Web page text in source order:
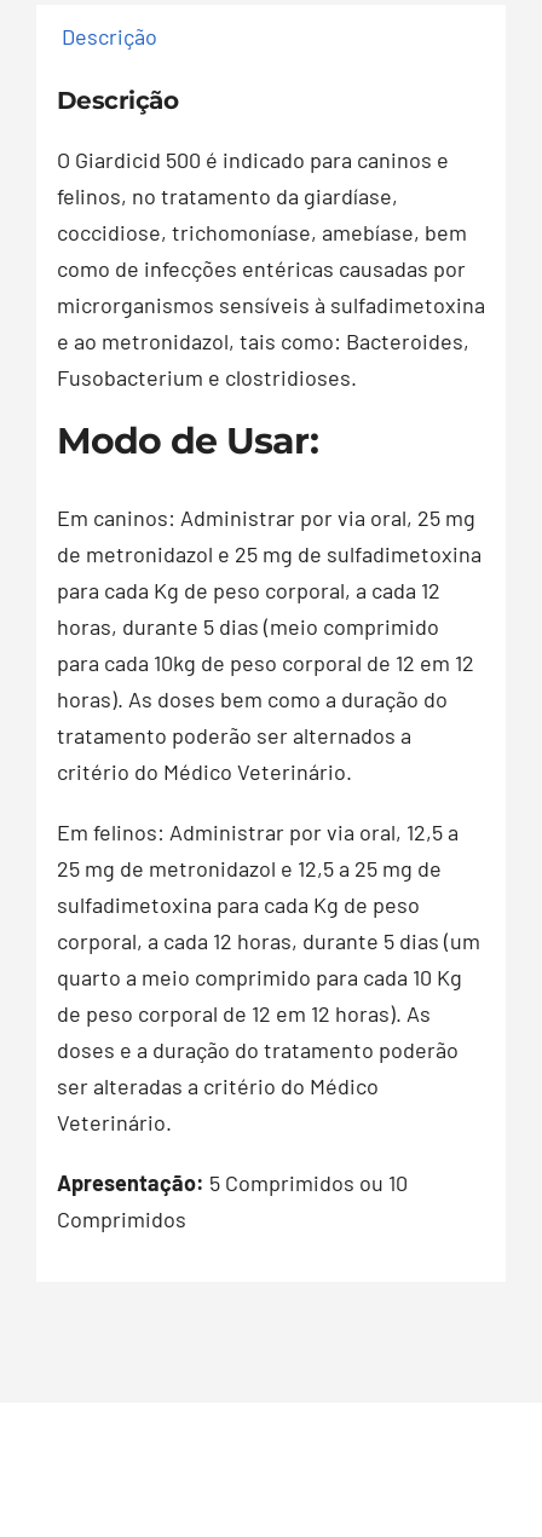
Descrição
Descrição
O Giardicid 500 é indicado para caninos e
felinos, no tratamento da giardíase,
coccidiose, trichomoníase, amebíase, bem
como de infecções entéricas causadas por
microrganismos sensíveis à sulfadimetoxina
e ao metronidazol, tais como: Bacteroides,
Fusobacterium e clostridioses.
Modo de Usar:
Em caninos: Administrar por via oral, 25 mg
de metronidazol e 25 mg de sulfadimetoxina
para cada Kg de peso corporal, a cada 12
horas, durante 5 dias (meio comprimido
para cada 10kg de peso corporal de 12 em 12
horas). As doses bem como a duração do
tratamento poderão ser alternados a
critério do Médico Veterinário.
Em felinos: Administrar por via oral, 12,5 a
25 mg de metronidazol e 12,5 a 25 mg de
sulfadimetoxina para cada Kg de peso
corporal, a cada 12 horas, durante 5 dias (um
quarto a meio comprimido para cada 10 Kg
de peso corporal de 12 em 12 horas). As
doses e a duração do tratamento poderão
ser alteradas a critério do Médico
Veterinário.
Apresentação: 5 Comprimidos ou 10
Comprimidos